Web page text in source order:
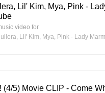
Lil' Kim, Mya, Pink -
video for
Lil' Kim, Mya, Pink - Lady
(4/5) Movie CLIP - Come